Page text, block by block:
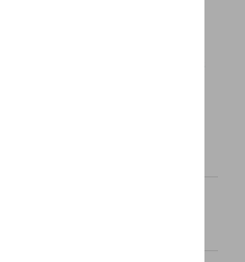
site sont des prix recommandés
de montage. Pour connaitre le prix
frais de montage, veuillez
agent. Les prix recommandés
sans préavis.